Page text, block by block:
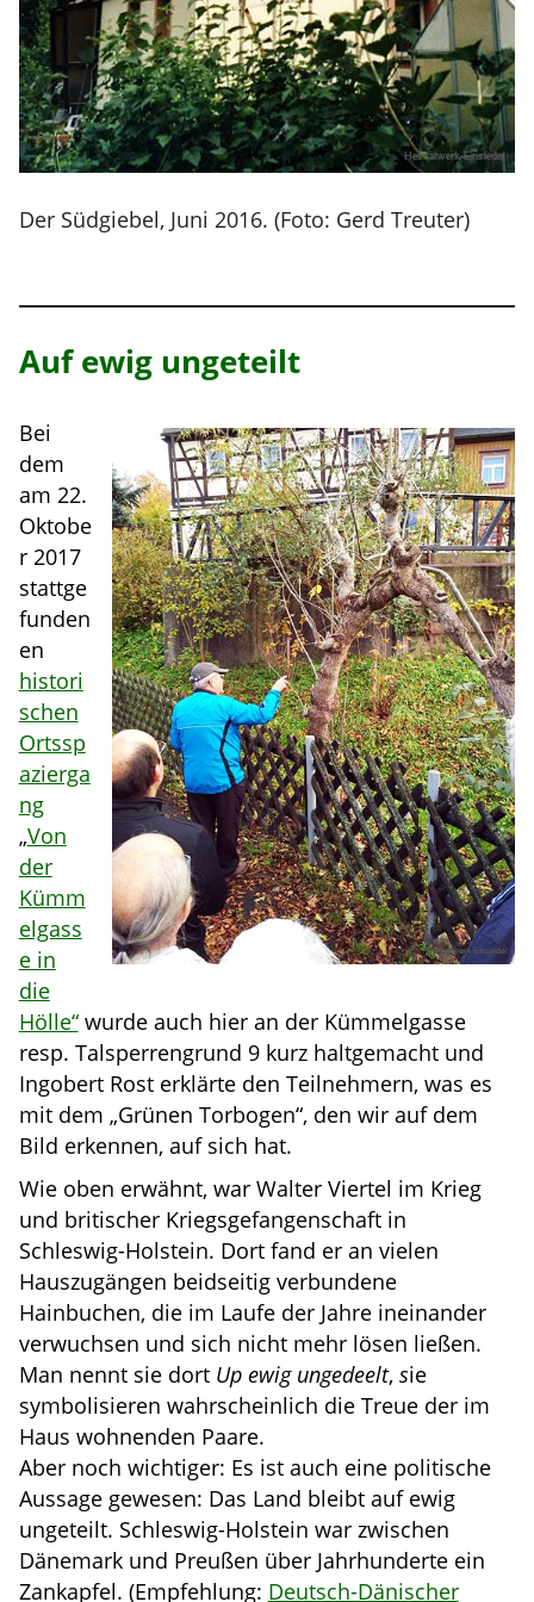
Der Südgiebel, Juni 2016. (Foto: Gerd Treuter)
Auf ewig ungeteilt
Bei
dem
am 22.
Oktobe
r 2017
stattge
funden
en
histori
schen
Ortssp
azierga
ng
„Von
der
Kümm
elgass
e in
die
Hölle“wurde auch hier an der Kümmelgasse
resp. Talsperrengrund 9 kurz haltgemacht und
Ingobert Rost erklärte den Teilnehmern, was es
mit dem „Grünen Torbogen“, den wir auf dem
Bild erkennen, auf sich hat.
Wie oben erwähnt, war Walter Viertel im Krieg
und britischer Kriegsgefangenschaft in
Schleswig-Holstein. Dort fand er an vielen
Hauszugängen beidseitig verbundene
Hainbuchen, die im Laufe der Jahre ineinander
verwuchsen und sich nicht mehr lösen ließen.
Man nennt sie dort Up ewig ungedeelt, sie
symbolisieren wahrscheinlich die Treue der im
Haus wohnenden Paare.
Aber noch wichtiger: Es ist auch eine politische
Aussage gewesen: Das Land bleibt auf ewig
ungeteilt. Schleswig-Holstein war zwischen
Dänemark und Preußen über Jahrhunderte ein
Zankapfel. (Empfehlung: Deutsch-Dänischer